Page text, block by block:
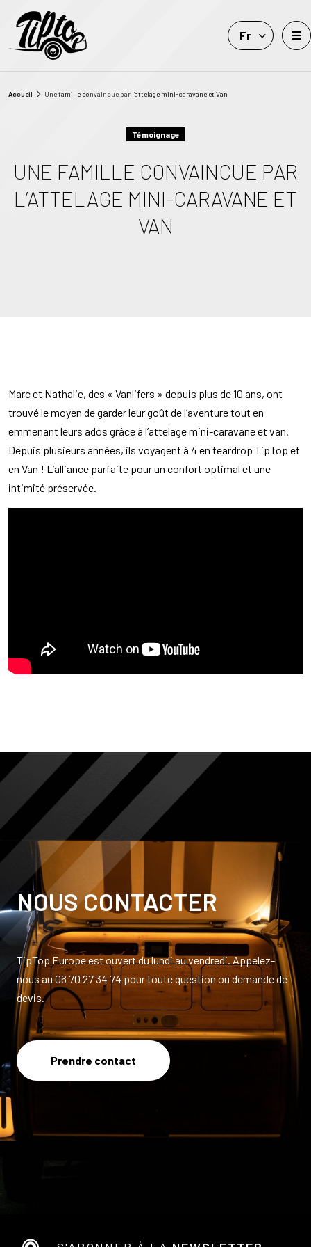
Fr
Accueil Une famille convaincue par l’attelage mini-caravane et Van
Témoignage
UNE FAMILLE CONVAINCUE PAR
L’ATTELAGE MINI-CARAVANE ET
VAN
Marc et Nathalie, des « Vanlifers » depuis plus de 10 ans, ont
trouvé le moyen de garder leur goût de l’aventure tout en
emmenant leurs ados grâce à l’attelage mini-caravane et van.
Depuis plusieurs années, ils voyagent à 4 en teardrop TipTop et
en Van ! L’alliance parfaite pour un confort optimal et une
intimité préservée.
NOUS CONTACTER
TipTop Europe est ouvert du lundi au vendredi. Appelez-
nous au 06 70 27 34 74 pour toute question ou demande de
devis.
Prendre contact